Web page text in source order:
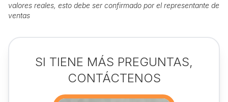
valores reales, esto debe ser confirmado por el representante de
ventas
SI TIENE MÁS PREGUNTAS,
CONTÁCTENOS